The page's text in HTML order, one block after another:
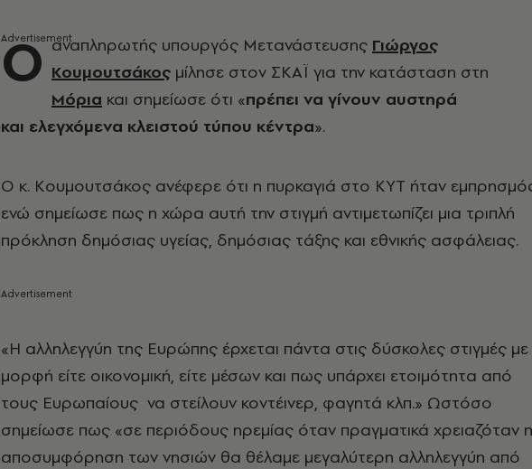
O αναπληρωτής υπουργός Μετανάστευσης Γιώργος
Κουμουτσάκος μίλησε στον ΣΚΑΪ για την κατάσταση στη
Μόρια και σημείωσε ότι «πρέπει να γίνουν αυστηρά
και ελεγχόμενα κλειστού τύπου κέντρα».
Ο κ. Κουμουτσάκος ανέφερε ότι η πυρκαγιά στο ΚΥΤ ήταν
ενώ σημείωσε πως η χώρα αυτή την στιγμή αντιμετωπίζει μια τριπλή
πρόκληση δημόσιας υγείας, δημόσιας τάξης και εθνικής ασφάλειας.
«Η αλληλεγγύη της Ευρώπης έρχεται πάντα στις δύσκολες στιγμές με
μορφή είτε οικονομική, είτε μέσων και πως υπάρχει ετοιμότητα από
τους Ευρωπαίους να στείλουν κοντέινερ, φαγητά κλπ.» Ωστόσο
σημείωσε πως «σε περιόδους ηρεμίας όταν πραγματικά χρειαζόταν η
αποσυμφόρηση των νησιών θα θέλαμε μεγαλύτερη αλληλεγγύη από